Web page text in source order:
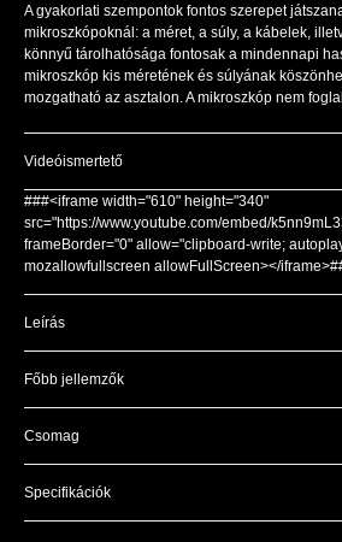
A gyakorlati szempontok fontos szerepet
mikroszkópoknál: a méret, a súly, a kábelek,
könnyű tárolhatósága fontosak a mindennapi
mikroszkóp kis méretének és súlyának
mozgatható az asztalon. A mikroszkóp nem
Videóismertető
###<iframe width="610" height="340"
src="https://www.youtube.com/embed/
frameBorder="0" allow="clipboard-write;
mozallowfullscreen allowFullScreen></
Leírás
Főbb jellemzők
Csomag
Specifikációk